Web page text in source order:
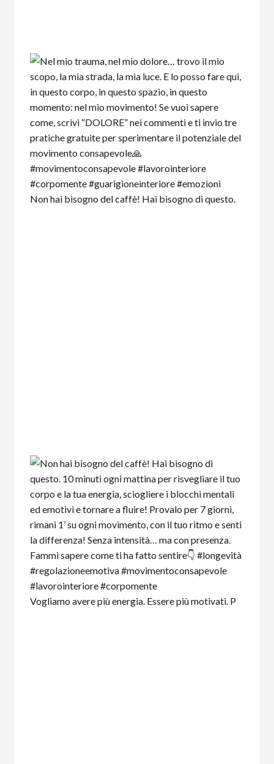
Non hai bisogno del caffè! Hai bisogno di questo.
Vogliamo avere più energia. Essere più motivati. P